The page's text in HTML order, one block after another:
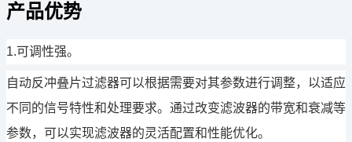
产品优势
1.可调性强。
自动反冲叠片过滤器可以根据需要对其参数进行调整，以适应
不同的信号特性和处理要求。通过改变滤波器的带宽和衰减等
参数，可以实现滤波器的灵活配置和性能优化。